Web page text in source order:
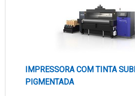
muitas maneiras eficientes de ...
IMPRESSORA COM TINTA
PIGMENTADA